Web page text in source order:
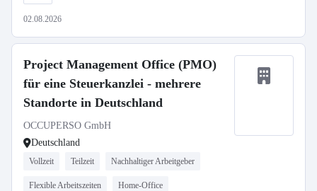
02.08.2026
Project Management Office (PMO)
für eine Steuerkanzlei - mehrere
Standorte in Deutschland
OCCUPERSO GmbH
Deutschland
Vollzeit Teilzeit Nachhaltiger Arbeitgeber
Flexible Arbeitszeiten Home-Office